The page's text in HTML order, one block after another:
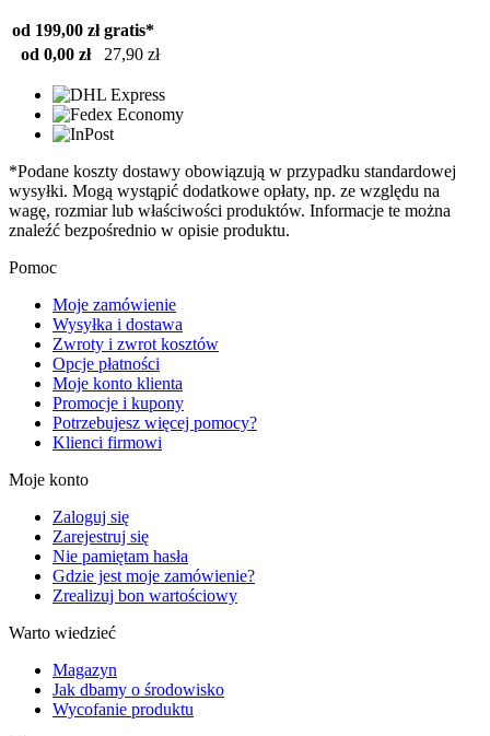
od 199,00 zł gratis*
od 0,00 zł
27,90 zł
*Podane koszty dostawy obowiązują w przypadku standardowej
wysyłki. Mogą wystąpić dodatkowe opłaty, np. ze względu na
wagę, rozmiar lub właściwości produktów. Informacje te można
znaleźć bezpośrednio w opisie produktu.
Pomoc
Moje zamówienie
Wysyłka i dostawa
Zwroty i zwrot kosztów
Opcje płatności
Moje konto klienta
Promocje i kupony
Potrzebujesz więcej pomocy?
Klienci firmowi
Moje konto
Zaloguj się
Zarejestruj się
Nie pamiętam hasła
Gdzie jest moje zamówienie?
Zrealizuj bon wartościowy
Warto wiedzieć
Magazyn
Jak dbamy o środowisko
Wycofanie produktu